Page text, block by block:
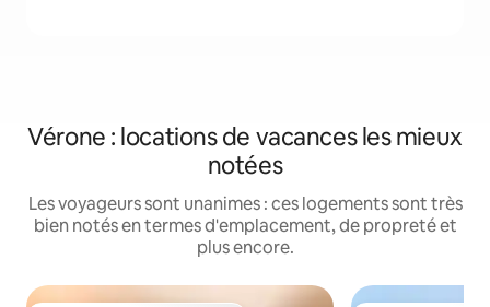
Vérone : locations de vacances les mieux
notées
Les voyageurs sont unanimes : ces logements sont très
bien notés en termes d'emplacement, de propreté et
plus encore.